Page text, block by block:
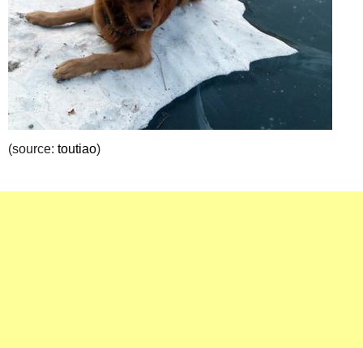
(source: toutiao)